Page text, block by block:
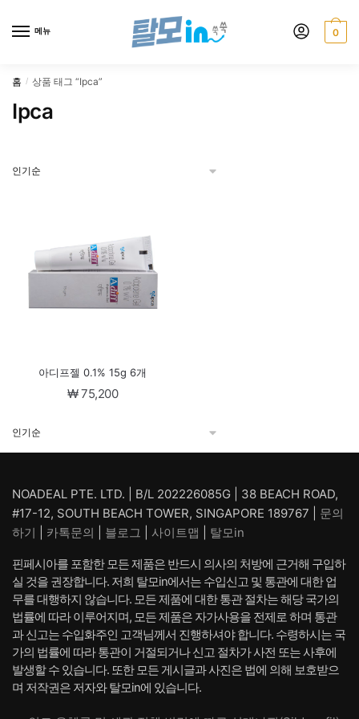
메뉴 0
홈 / 상품 태그 “Ipca”
Ipca
아디프젤 0.1% 15g 6개
₩75,200
NOADEAL PTE. LTD. | B/L 202226085G | 38 BEACH ROAD,
#17-12, SOUTH BEACH TOWER, SINGAPORE 189767 | 문의
하기
카톡문의 블로그 사이트맵 탈모in
핀페시아를 포함한 모든 제품은 반드시 의사의 처방에 근거해 구입하
실 것을 권장합니다. 저희 탈모in에서는 수입신고 및 통관에 대한 업
무를 대행하지 않습니다. 모든 제품에 대한 통관 절차는 해당 국가의
법률에 따라 이루어지며, 모든 제품은 자가사용을 전제로 하며 통관
과 신고는 수입화주인 고객님께서 진행하셔야 합니다. 수령하시는 국
가의 법률에 따라 통관이 거절되거나 신고 절차가 사전 또는 사후에
발생할 수 있습니다. 또한 모든 게시글과 사진은 법에 의해 보호받으
며 저작권은 저자와 탈모in에 있습니다.